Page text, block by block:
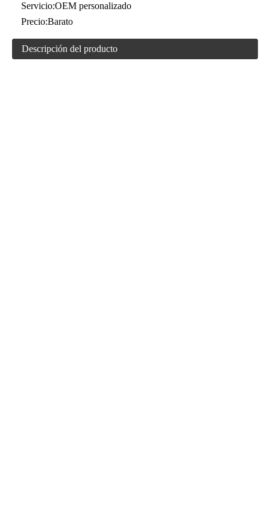
Servicio:OEM personalizado
Precio:Barato
Descripción del producto